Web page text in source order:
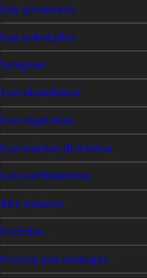
Las promesas
Las soledades
Lenguas
Los abandonos
Los caprichos
Los sueños disolutos
Los sufrimientos
Mis enlaces
Noticias
Novela por entregas